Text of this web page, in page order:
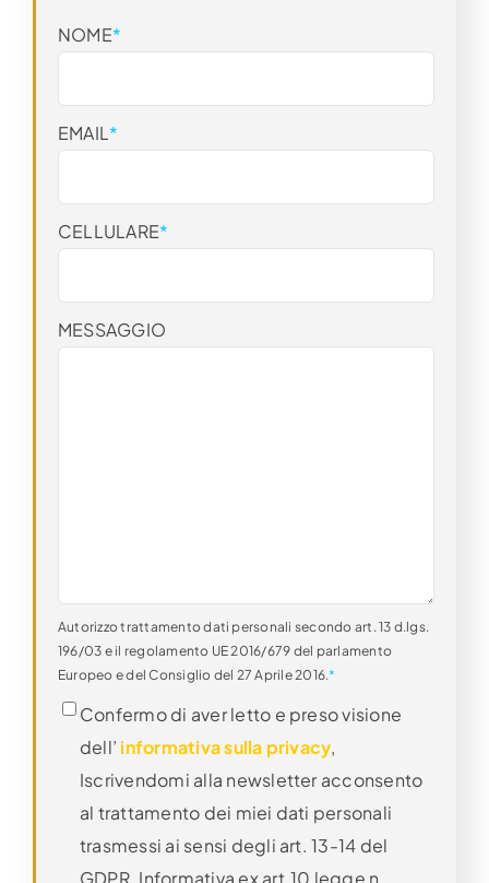
NOME*
EMAIL*
CELLULARE*
MESSAGGIO
Autorizzo trattamento dati personali secondo art. 13 d.lgs.
196/03 e il regolamento UE 2016/679 del parlamento
Europeo e del Consiglio del 27 Aprile 2016.*
Confermo di aver letto e preso visione
dell’ informativa sulla privacy,
Iscrivendomi alla newsletter acconsento
al trattamento dei miei dati personali
trasmessi ai sensi degli art. 13-14 del
GDPR. Informativa ex art.10 legge n.